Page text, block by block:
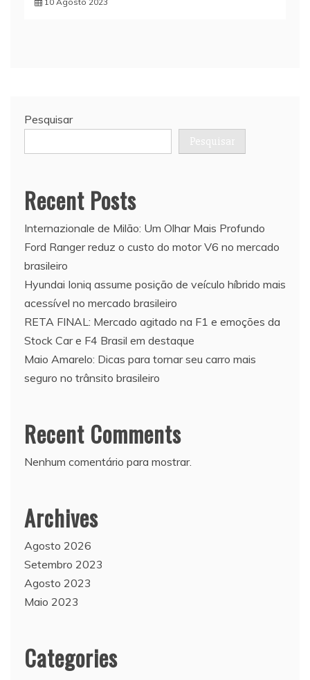
Pesquisar
Pesquisar
Recent Posts
Internazionale de Milão: Um Olhar Mais Profundo
Ford Ranger reduz o custo do motor V6 no mercado
brasileiro
Hyundai Ioniq assume posição de veículo híbrido mais
acessível no mercado brasileiro
RETA FINAL: Mercado agitado na F1 e emoções da
Stock Car e F4 Brasil em destaque
Maio Amarelo: Dicas para tornar seu carro mais
seguro no trânsito brasileiro
Recent Comments
Nenhum comentário para mostrar.
Archives
Agosto 2026
Setembro 2023
Agosto 2023
Maio 2023
Categories